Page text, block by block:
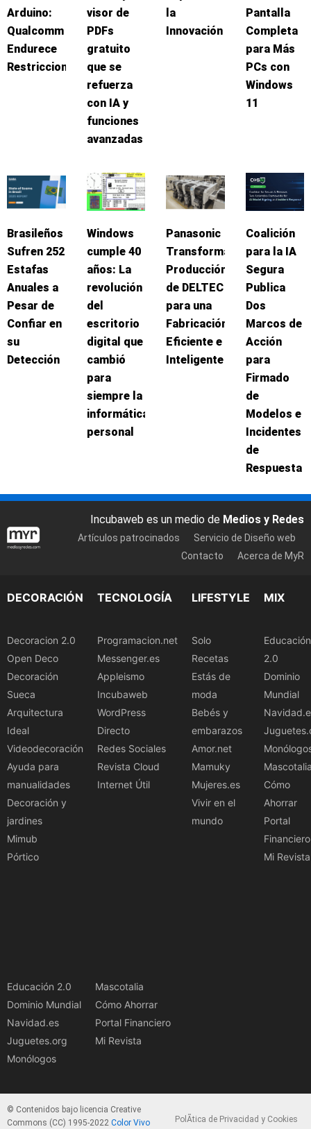
Arduino:
Qualcomm
Endurece
Restricciones
visor de
PDFs
gratuito
que se
refuerza
con IA y
funciones
avanzadas
la
Innovación
Pantalla
Completa
para Más
PCs con
Windows
11
Brasileños
Sufren 252
Estafas
Anuales a
Pesar de
Confiar en
su
Detección
Windows
cumple 40
años: La
revolución
del
escritorio
digital que
cambió
para
siempre la
informática
personal
Panasonic
Transforma
Producción
de DELTEC
para una
Fabricación
Eficiente e
Inteligente
Coalición
para la IA
Segura
Publica
Dos
Marcos de
Acción
para
Firmado
de
Modelos e
Incidentes
de
Respuesta
Incubaweb es un medio de Medios y Redes
Artículos patrocinados
Servicio de Diseño web
Contacto
Acerca de MyR
DECORACIÓN
Decoracion 2.0
Open Deco
Decoración
Sueca
Arquitectura
Ideal
Videodecoración
Ayuda para
manualidades
Decoración y
jardines
Mimub
Pórtico
TECNOLOGÍA
Programacion.net
Messenger.es
Appleismo
Incubaweb
WordPress
Directo
Redes Sociales
Revista Cloud
Internet Útil
LIFESTYLE
Solo
Recetas
Estás de
moda
Bebés y
embarazos
Amor.net
Mamuky
Mujeres.es
Vivir en el
mundo
MIX
Educación
2.0
Dominio
Mundial
Cómo
Ahorrar
Portal
Financiero
Mi Revista
Educación 2.0
Dominio Mundial
Navidad.es
Juguetes.org
Monólogos
Mascotalia
Cómo Ahorrar
Portal Financiero
Mi Revista
© Contenidos bajo licencia Creative
Commons (CC) 1995-2022 Color Vivo
PolÃ­tica de Privacidad y Cookies